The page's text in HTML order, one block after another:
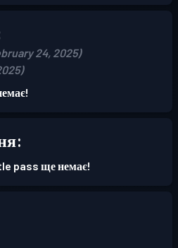
24, 2025)
pass ще немає!